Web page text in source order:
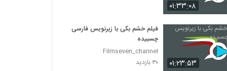
۰۱:۳۳:۰۸
۰۱:۲۳:۵۳
فیلم خشم بکی با زیرنویس فارسی
چسبیده
Filmseven_channel
۳۰ بازدید